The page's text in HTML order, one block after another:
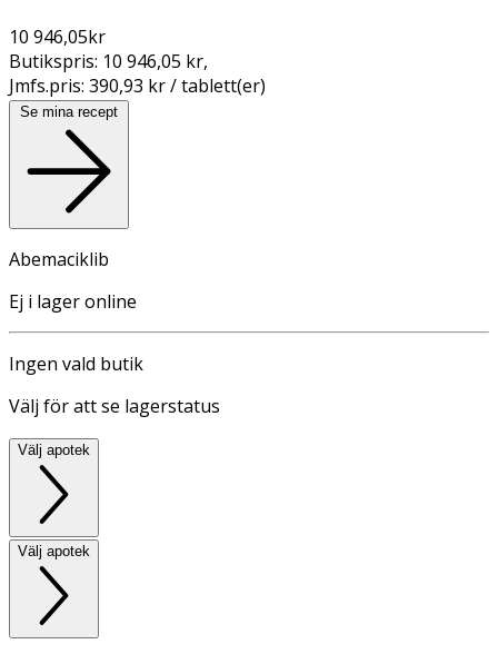
10 946,05kr
Butikspris: 10 946,05 kr,
Jmfs.pris: 390,93 kr / tablett(er)
Se mina recept
Abemaciklib
Ej i lager online
Ingen vald butik
Välj för att se lagerstatus
Välj apotek
Välj apotek